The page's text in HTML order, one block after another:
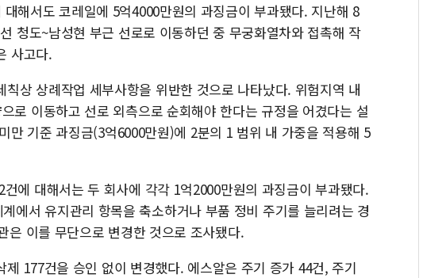
해서도 코레일에 5억4000만원의 과징금이 부과됐다. 지난해 8
청도~남성현 부근 선로로 이동하던 중 무궁화열차와 접촉해 작
사고다.
상 상례작업 세부사항을 위반한 것으로 나타났다. 위험지역 내
로 이동하고 선로 외측으로 순회해야 한다는 규정을 어겼다는 설
만 기준 과징금(3억6000만원)에 2분의 1 범위 내 가중을 적용해 5
에 대해서는 두 회사에 각각 1억2000만원의 과징금이 부과됐다.
에서 유지관리 항목을 축소하거나 부품 정비 주기를 늘리려는 경
은 이를 무단으로 변경한 것으로 조사됐다.
177건을 승인 없이 변경했다. 에스알은 주기 증가 44건, 주기